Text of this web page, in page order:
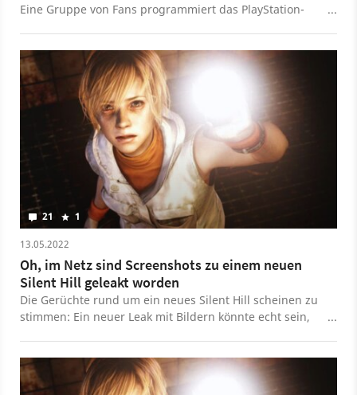
Eine Gruppe von Fans programmiert das PlayStation-
21 1
13.05.2022
Oh, im Netz sind Screenshots zu einem neuen
Silent Hill geleakt worden
Die Gerüchte rund um ein neues Silent Hill scheinen zu
stimmen: Ein neuer Leak mit Bildern könnte echt sein,